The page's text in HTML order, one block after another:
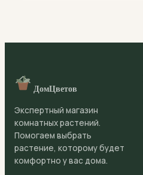
ДомЦветов
Экспертный магазин
комнатных растений.
Помогаем выбрать
растение, которому будет
комфортно у вас дома.